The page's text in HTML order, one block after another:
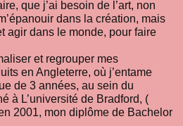
que j’ai besoin de l’art, non
dans la création, mais
agir dans le monde, pour faire
et regrouper mes
en Angleterre, où j’entame
de 3 années, au sein du
à L’université de Bradford, (
2001, mon diplôme de Bachelor